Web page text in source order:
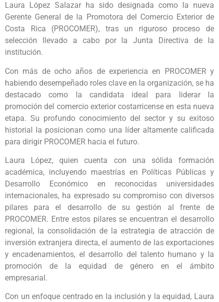
Laura López Salazar ha sido designada como la nueva
Gerente General de la Promotora del Comercio Exterior de
Costa Rica (PROCOMER), tras un riguroso proceso de
selección llevado a cabo por la Junta Directiva de la
institución.
Con más de ocho años de experiencia en PROCOMER y
habiendo desempeñado roles clave en la organización, se ha
destacado como la candidata ideal para liderar la
promoción del comercio exterior costarricense en esta nueva
etapa. Su profundo conocimiento del sector y su exitoso
historial la posicionan como una líder altamente calificada
para dirigir PROCOMER hacia el futuro.
Laura López, quien cuenta con una sólida formación
académica, incluyendo maestrías en Políticas Públicas y
Desarrollo Económico en reconocidas universidades
internacionales, ha expresado su compromiso con diversos
pilares para el desarrollo de su gestión al frente de
PROCOMER. Entre estos pilares se encuentran el desarrollo
regional, la consolidación de la estrategia de atracción de
inversión extranjera directa, el aumento de las exportaciones
y encadenamientos, el desarrollo del talento humano y la
promoción de la equidad de género en el ámbito
empresarial.
Con un enfoque centrado en la inclusión y la equidad, Laura